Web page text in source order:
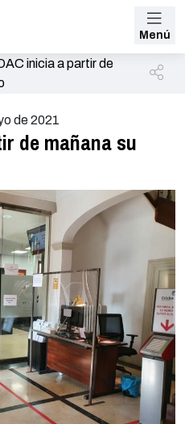
Menú
inicia a partir de
de 2021
de mañana su